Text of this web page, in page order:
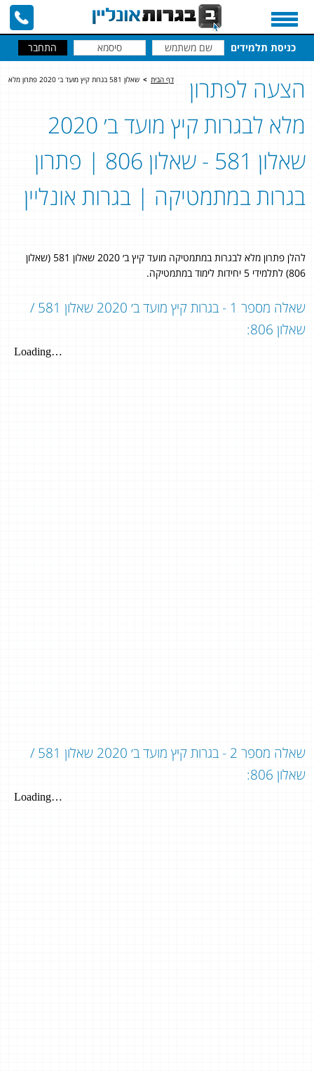
כניסת תלמידים
דף הבית > שאלון 581 בגרות קיץ מועד ב׳ 2020 פתרון מלא
הצעה לפתרון
מלא לבגרות קיץ מועד ב׳ 2020
שאלון 581 - שאלון 806 | פתרון
בגרות במתמטיקה | בגרות אונליין
להלן פתרון מלא לבגרות במתמטיקה מועד קיץ ב׳ 2020 שאלון 581 (שאלון
806) לתלמידי 5 יחידות לימוד במתמטיקה.
שאלה מספר 1 - בגרות קיץ מועד ב׳ 2020 שאלון 581 /
שאלון 806:
שאלה מספר 2 - בגרות קיץ מועד ב׳ 2020 שאלון 581 /
שאלון 806: